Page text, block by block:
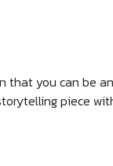
that you can be
piece